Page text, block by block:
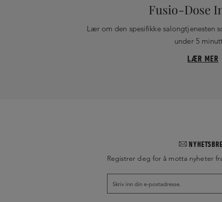
Fusio-Dose
Lær om den spesifikke salongtjenesten
under 5
LÆR MER
Registrer deg for å motta nyheter